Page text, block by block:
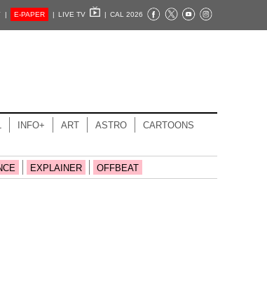
| E-PAPER | LIVE TV | CAL 2026
INFO+ ART ASTRO CARTOONS
EXPLAINER OFFBEAT